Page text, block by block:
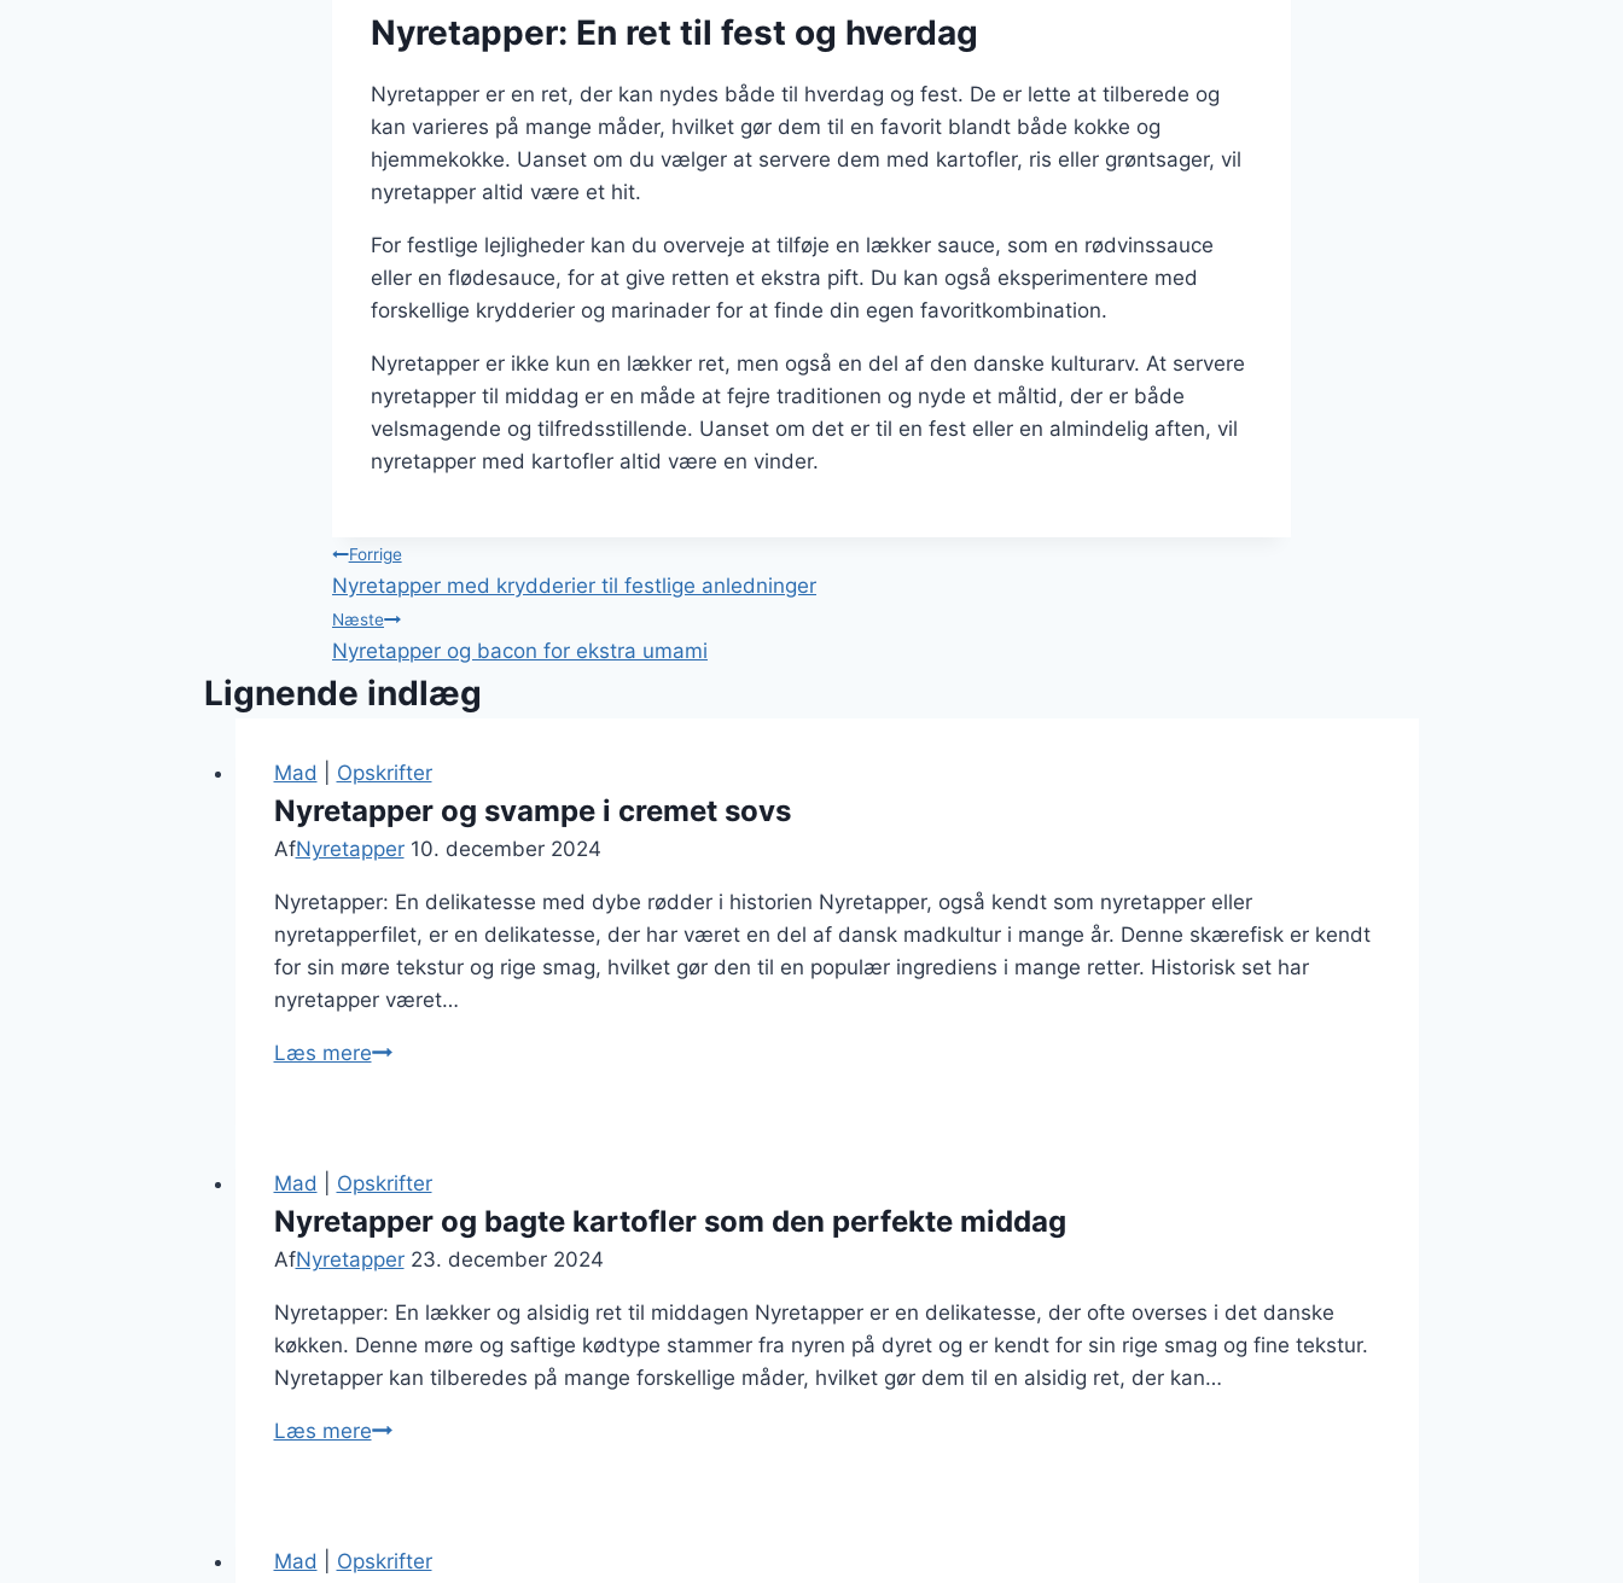
Nyretapper: En ret til fest og hverdag
Nyretapper er en ret, der kan nydes både til hverdag og fest. De er lette at tilberede og
kan varieres på mange måder, hvilket gør dem til en favorit blandt både kokke og
hjemmekokke. Uanset om du vælger at servere dem med kartofler, ris eller grøntsager, vil
nyretapper altid være et hit.
For festlige lejligheder kan du overveje at tilføje en lækker sauce, som en rødvinssauce
eller en flødesauce, for at give retten et ekstra pift. Du kan også eksperimentere med
forskellige krydderier og marinader for at finde din egen favoritkombination.
Nyretapper er ikke kun en lækker ret, men også en del af den danske kulturarv. At servere
nyretapper til middag er en måde at fejre traditionen og nyde et måltid, der er både
velsmagende og tilfredsstillende. Uanset om det er til en fest eller en almindelig aften, vil
nyretapper med kartofler altid være en vinder.
Indlægsnavigation
Forrige
Nyretapper med krydderier til festlige anledninger
Næste
Nyretapper og bacon for ekstra umami
Lignende indlæg
Mad Opskrifter
Nyretapper og svampe i cremet sovs
AfNyretapper 10. december 2024
Nyretapper: En delikatesse med dybe rødder i historien Nyretapper, også kendt som nyretapper eller
nyretapperfilet, er en delikatesse, der har været en del af dansk madkultur i mange år. Denne skærefisk er kendt
for sin møre tekstur og rige smag, hvilket gør den til en populær ingrediens i mange retter. Historisk set har
nyretapper været…
Læs mereNyretapper
cremet
sovs
Mad Opskrifter
Nyretapper og bagte kartofler som den perfekte middag
AfNyretapper 23. december 2024
Nyretapper: En lækker og alsidig ret til middagen Nyretapper er en delikatesse, der ofte overses i det danske
køkken. Denne møre og saftige kødtype stammer fra nyren på dyret og er kendt for sin rige smag og fine tekstur.
Nyretapper kan tilberedes på mange forskellige måder, hvilket gør dem til en alsidig ret, der kan…
Læs mereNyretapper
som
Mad Opskrifter